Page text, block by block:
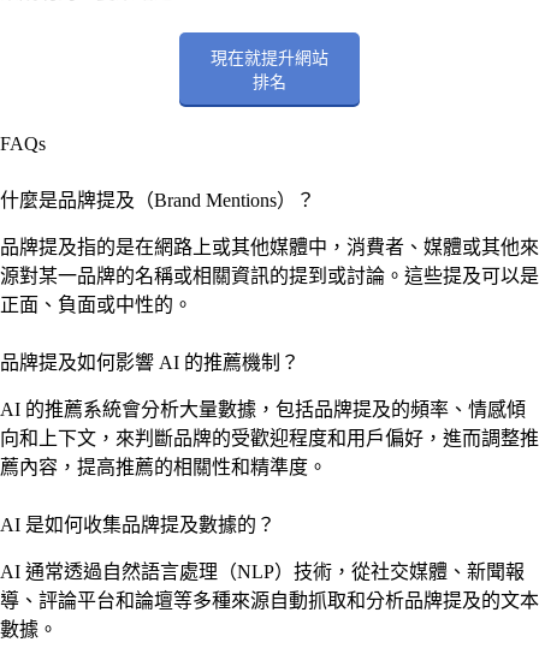
現在就提升網站
排名
FAQs
什麼是品牌提及（Brand Mentions）？
品牌提及指的是在網路上或其他媒體中，消費者、媒體或其他來
源對某一品牌的名稱或相關資訊的提到或討論。這些提及可以是
正面、負面或中性的。
品牌提及如何影響 AI 的推薦機制？
AI 的推薦系統會分析大量數據，包括品牌提及的頻率、情感傾
向和上下文，來判斷品牌的受歡迎程度和用戶偏好，進而調整推
薦內容，提高推薦的相關性和精準度。
AI 是如何收集品牌提及數據的？
AI 通常透過自然語言處理（NLP）技術，從社交媒體、新聞報
導、評論平台和論壇等多種來源自動抓取和分析品牌提及的文本
數據。